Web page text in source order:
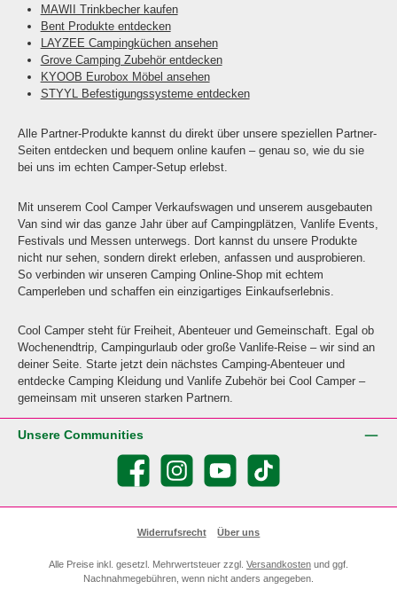
MAWII Trinkbecher kaufen
Bent Produkte entdecken
LAYZEE Campingküchen ansehen
Grove Camping Zubehör entdecken
KYOOB Eurobox Möbel ansehen
STYYL Befestigungssysteme entdecken
Alle Partner-Produkte kannst du direkt über unsere speziellen Partner-
Seiten entdecken und bequem online kaufen – genau so, wie du sie
bei uns im echten Camper-Setup erlebst.
Mit unserem Cool Camper Verkaufswagen und unserem ausgebauten
Van sind wir das ganze Jahr über auf Campingplätzen, Vanlife Events,
Festivals und Messen unterwegs. Dort kannst du unsere Produkte
nicht nur sehen, sondern direkt erleben, anfassen und ausprobieren.
So verbinden wir unseren Camping Online-Shop mit echtem
Camperleben und schaffen ein einzigartiges Einkaufserlebnis.
Cool Camper steht für Freiheit, Abenteuer und Gemeinschaft. Egal ob
Wochenendtrip, Campingurlaub oder große Vanlife-Reise – wir sind an
deiner Seite. Starte jetzt dein nächstes Camping-Abenteuer und
entdecke Camping Kleidung und Vanlife Zubehör bei Cool Camper –
gemeinsam mit unseren starken Partnern.
Unsere Communities
Facebook Instagram YouTube TikTok
Widerrufsrecht Über uns
Alle Preise inkl. gesetzl. Mehrwertsteuer zzgl. Versandkosten und ggf.
Nachnahmegebühren, wenn nicht anders angegeben.